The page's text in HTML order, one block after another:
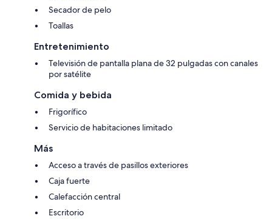
Secador de pelo
Toallas
Entretenimiento
Televisión de pantalla plana de 32 pulgadas con canales
por satélite
Comida y bebida
Frigorífico
Servicio de habitaciones limitado
Más
Acceso a través de pasillos exteriores
Caja fuerte
Calefacción central
Escritorio